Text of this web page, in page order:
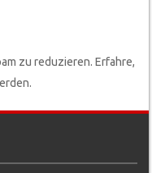
zu reduzieren.Erfahre,